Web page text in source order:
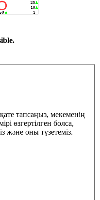
тапсаңыз, мекеменің
өзгертілген болса,
және оны түзетеміз.